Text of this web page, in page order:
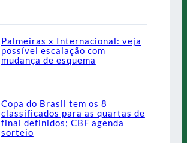
Palmeiras x Internacional: veja
possível escalação com
mudança de esquema
Copa do Brasil tem os 8
classificados para as quartas de
final definidos; CBF agenda
sorteio